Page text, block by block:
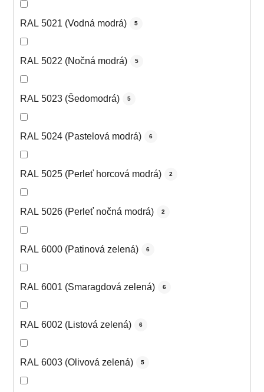
RAL 5021 (Vodná modrá) 5
RAL 5022 (Nočná modrá) 5
RAL 5023 (Šedomodrá) 5
RAL 5024 (Pastelová modrá) 6
RAL 5025 (Perleť horcová modrá) 2
RAL 5026 (Perleť nočná modrá) 2
RAL 6000 (Patinová zelená) 6
RAL 6001 (Smaragdová zelená) 6
RAL 6002 (Listová zelená) 6
RAL 6003 (Olivová zelená) 5